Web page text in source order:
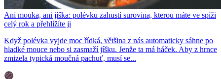
Ani mouka, ani jíška: polévku zahustí surovina, kterou máte ve spíži
celý rok a přehlížíte ji
Když polévka vyjde moc řídká, většina z nás automaticky sáhne po
hladké mouce nebo si zasmaží jíšku. Jenže ta má háček. Aby z hrnce
zmizela typická moučná pachuť, musí se...